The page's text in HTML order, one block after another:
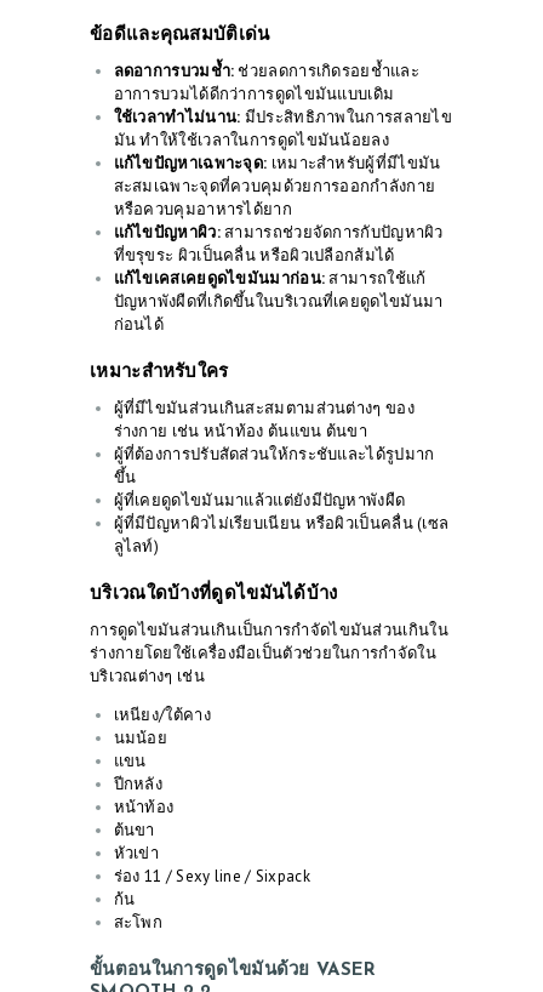
ข้อดีและคุณสมบัติเด่น
ลดอาการบวมช้ำ:ช่วยลดการเกิดรอยช้ำและ
อาการบวมได้ดีกว่าการดูดไขมันแบบเดิม
ใช้เวลาทำไม่นาน: มีประสิทธิภาพในการสลายไข
มัน ทำให้ใช้เวลาในการดูดไขมันน้อยลง
แก้ไขปัญหาเฉพาะจุด: เหมาะสำหรับผู้ที่มีไขมัน
สะสมเฉพาะจุดที่ควบคุมด้วยการออกกำลังกาย
หรือควบคุมอาหารได้ยาก
แก้ไขปัญหาผิว:สามารถช่วยจัดการกับปัญหาผิว
ที่ขรุขระ ผิวเป็นคลื่น หรือผิวเปลือกส้มได้
แก้ไขเคสเคยดูดไขมันมาก่อน:สามารถใช้แก้
ปัญหาพังผืดที่เกิดขึ้นในบริเวณที่เคยดูดไขมันมา
ก่อนได้
เหมาะสำหรับใคร
ผู้ที่มีไขมันส่วนเกินสะสมตามส่วนต่างๆ ของ
ร่างกาย เช่น หน้าท้อง ต้นแขน ต้นขา
ผู้ที่ต้องการปรับสัดส่วนให้กระชับและได้รูปมาก
ขึ้น
ผู้ที่เคยดูดไขมันมาแล้วแต่ยังมีปัญหาพังผืด
ผู้ที่มีปัญหาผิวไม่เรียบเนียน หรือผิวเป็นคลื่น (เซล
ลูไลท์)
บริเวณใดบ้างที่ดูดไขมันได้บ้าง
การดูดไขมันส่วนเกินเป็นการกำจัดไขมันส่วนเกินใน
ร่างกายโดยใช้เครื่องมือเป็นตัวช่วยในการกำจัดใน
บริเวณต่างๆ เช่น
เหนียง/ใต้คาง
นมน้อย
แขน
ปีกหลัง
หน้าท้อง
ต้นขา
หัวเข่า
ร่อง 11 / Sexy line / Sixpack
ก้น
สะโพก
ขั้นตอนในการดูดไขมันด้วย VASER